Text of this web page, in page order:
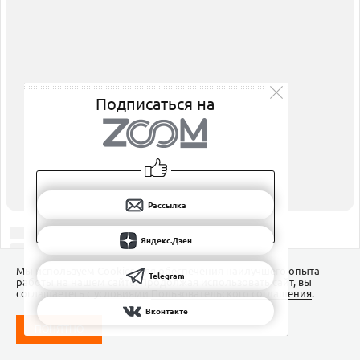
ЯНДЕКС.ДЗЕН
ВКОНТАКТЕ
Подписаться на
Рассылка
Яндекс.Дзен
Telegram
Вконтакте
Мы используем Сookies для обеспечения наилучшего опыта
работы на нашем сайте. Продолжая использовать сайт, вы
соглашаетесь с условиямиПользовательского соглашения.
ПОНЯТНО